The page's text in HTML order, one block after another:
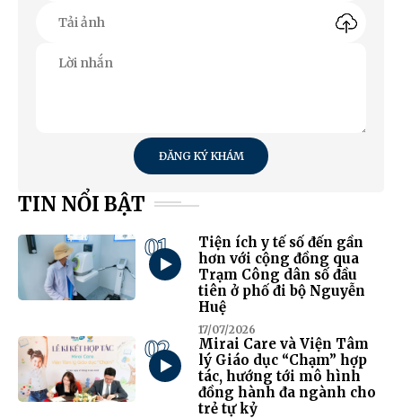
ĐĂNG KÝ KHÁM
TIN NỔI BẬT
01
Tiện ích y tế số đến gần
hơn với cộng đồng qua
Trạm Công dân số đầu
tiên ở phố đi bộ Nguyễn
Huệ
17/07/2026
02
Mirai Care và Viện Tâm
lý Giáo dục “Chạm” hợp
tác, hướng tới mô hình
đồng hành đa ngành cho
trẻ tự kỷ